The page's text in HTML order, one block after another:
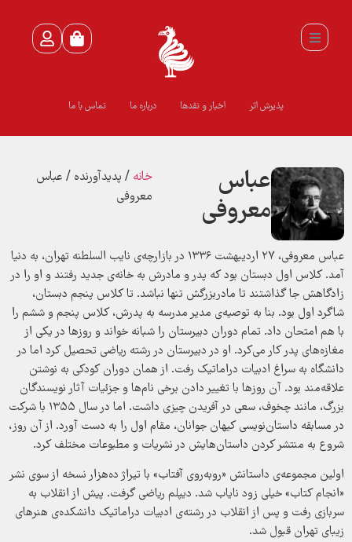
پذیرش اثر اخبار و نقدها درباره ما تماس با ما
عباس
معروفی
خانه / پدیدآورنده / عباس
معروفی
عباس معروفی، ۲۷ اردیبهشت ۱۳۳۶ در بازارچه‌ی نایب السلطنه تهران، به دنیا
آمد. کلاس اول دبستان بود که پدر و مادرش به خانه‌ی جدید رفتند و او را در
زادگاهش جا گذاشتند تا مادربزرگش تنها نباشد. تا کلاس پنجم دبستان،
شاگرد اول بود. بنا به توصیه‌ی مدیر مدرسه به پدرش، کلاس پنجم و ششم را
با هم امتحان داد. تمام دوران دبیرستان را شبانه خواند و روزها در یکی از
مغازه‌های پدر کار می‌کرد. او در دبیرستان در رشته ریاضی تحصیل کرد اما در
دانشگاه به سراغ ادبیات دراماتیک رفت. از همان دوران کودکی به نوشتن
علاقه‌مند بود. آن روزها با تغییر دادن برخی نام‌ها و جزئیات آثار نویسندگان
بزرگ، مانند چخوف، سعی در آفریدن چیزی داشت. اما در سال ۱۳۵۵ با شرکت
در مسابقه داستان‌نویسی کیهان جوانان، مقام اول را به دست آورد. از آن روز،
شروع به منتشر کردن داستان‌هایش در نشریات و مطبوعات مختلف کرد.
اولین مجموعه‌ی داستانش «روبه‌روی آفتاب» با تیراژ ده‌هزار نسخه‌ از سوی نشر
«انجام کتاب» خیلی زود نایاب شد. دیپلم ریاضی گرفت. پیش از انقلاب به
سربازی رفت و پس از انقلاب در رشته‌ی ادبیات دراماتیک دانشکده‌ی هنرهای
زیبای تهران قبول شد.